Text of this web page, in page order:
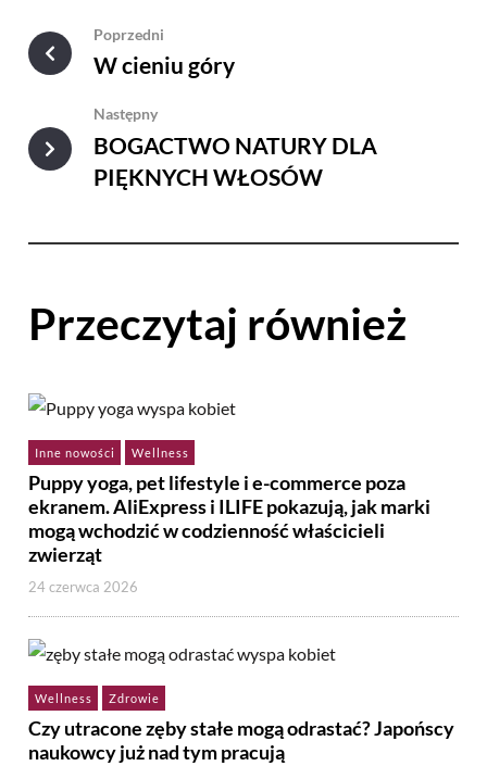
Poprzedni
W cieniu góry
Następny
BOGACTWO NATURY DLA
PIĘKNYCH WŁOSÓW
Przeczytaj również
Inne nowości Wellness
Puppy yoga, pet lifestyle i e-commerce poza
ekranem. AliExpress i ILIFE pokazują, jak marki
mogą wchodzić w codzienność właścicieli
zwierząt
24 czerwca 2026
Wellness Zdrowie
Czy utracone zęby stałe mogą odrastać? Japońscy
naukowcy już nad tym pracują